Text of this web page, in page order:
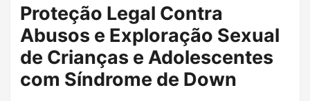
Proteção Legal Contra
Abusos e Exploração Sexual
de Crianças e Adolescentes
com Síndrome de Down